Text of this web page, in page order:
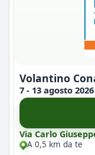
Volantino
7 - 13 agosto 2026
Via Carlo
A 0,5 km da te